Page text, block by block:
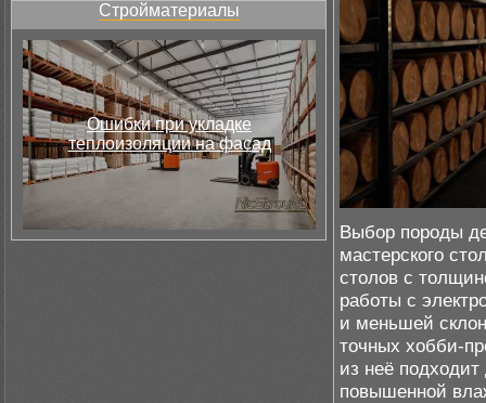
Стройматериалы
Ошибки при укладке
теплоизоляции на фасад
Выбор породы
мастерского
столов с
работы с
и меньшей
точных хобби-
из неё
повышенной